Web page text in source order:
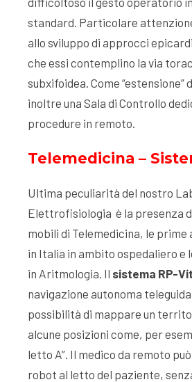
standard. Particolare
allo sviluppo di approcci
che essi contemplino la via
subxifoidea. Come “estensione”
inoltre una Sala di Controllo
procedure in remoto.
Telemedicina –
Ultima peculiarità del nostro
Elettrofisiologia è la presenza
mobili di Telemedicina, le
in Italia in ambito ospedaliero e
in Aritmologia. Il sistema RP-
navigazione autonoma
possibilità di mappare un
alcune posizioni come, per
letto A”. Il medico da remoto
robot al letto del paziente,